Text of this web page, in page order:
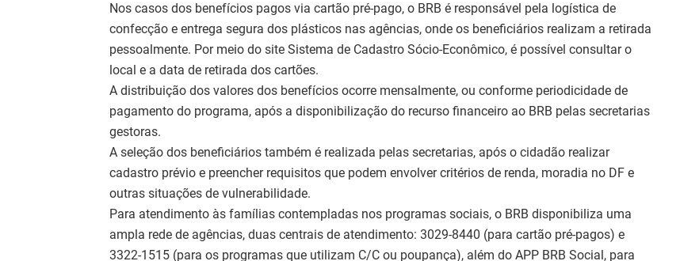
Nos casos dos benefícios pagos via cartão pré-pago, o BRB é responsável pela logística de
confecção e entrega segura dos plásticos nas agências, onde os beneficiários realizam a retirada
pessoalmente. Por meio do site Sistema de Cadastro Sócio-Econômico, é possível consultar o
local e a data de retirada dos cartões.
A distribuição dos valores dos benefícios ocorre mensalmente, ou conforme periodicidade de
pagamento do programa, após a disponibilização do recurso financeiro ao BRB pelas secretarias
gestoras.
A seleção dos beneficiários também é realizada pelas secretarias, após o cidadão realizar
cadastro prévio e preencher requisitos que podem envolver critérios de renda, moradia no DF e
outras situações de vulnerabilidade.
Para atendimento às famílias contempladas nos programas sociais, o BRB disponibiliza uma
ampla rede de agências, duas centrais de atendimento: 3029-8440 (para cartão pré-pagos) e
3322-1515 (para os programas que utilizam C/C ou poupança), além do APP BRB Social, para